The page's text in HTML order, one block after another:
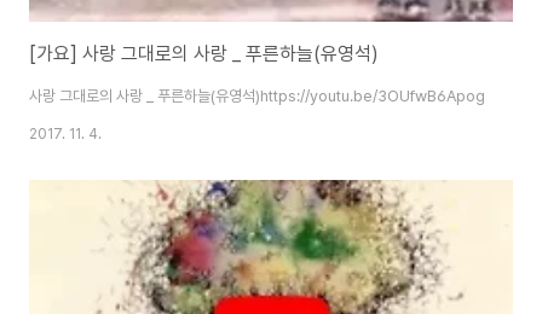
[가요] 사랑 그대로의 사랑 _ 푸른하늘(유영석)
사랑 그대로의 사랑 _ 푸른하늘(유영석)https://youtu.be/3OUfwB6Apog
2017. 11. 4.